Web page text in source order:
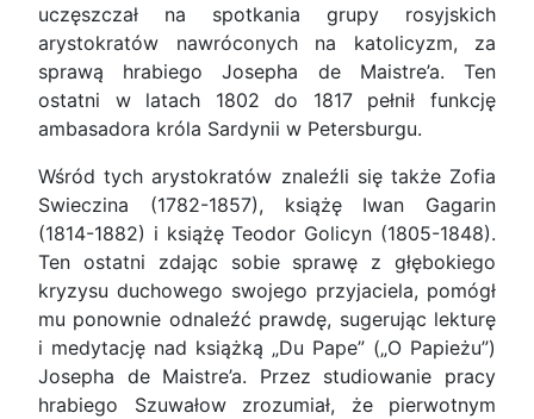
uczęszczał na spotkania grupy rosyjskich
arystokratów nawróconych na katolicyzm, za
sprawą hrabiego Josepha de Maistre’a. Ten
ostatni w latach 1802 do 1817 pełnił funkcję
ambasadora króla Sardynii w Petersburgu.
Wśród tych arystokratów znaleźli się także Zofia
Swieczina (1782-1857), książę Iwan Gagarin
(1814-1882) i książę Teodor Golicyn (1805-1848).
Ten ostatni zdając sobie sprawę z głębokiego
kryzysu duchowego swojego przyjaciela, pomógł
mu ponownie odnaleźć prawdę, sugerując lekturę
i medytację nad książką „Du Pape” („O Papieżu”)
Josepha de Maistre’a. Przez studiowanie pracy
hrabiego Szuwałow zrozumiał, że pierwotnym